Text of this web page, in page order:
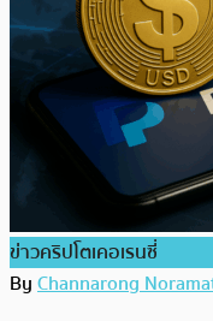
ข่าวคริปโตเคอเรนซี่
ByChannarong